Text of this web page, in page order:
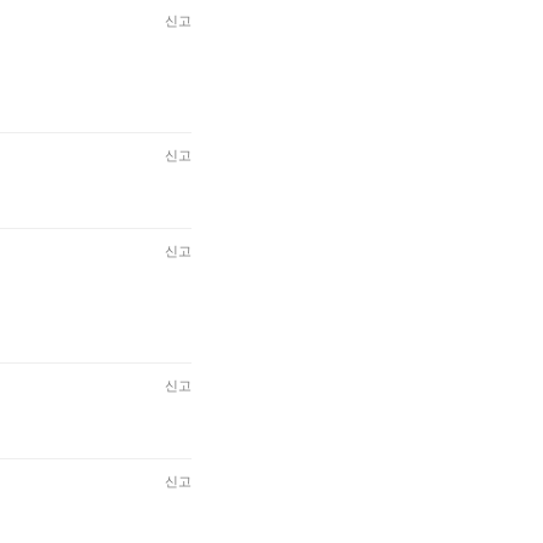
신고
신고
신고
신고
신고